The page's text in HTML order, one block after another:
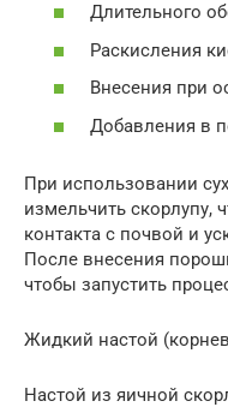
Длительного
Раскисления
Внесения при
Добавления в
При использовании
измельчить скорлупу,
контакта с почвой и
После внесения
чтобы запустить
Жидкий настой
Настой из яичной